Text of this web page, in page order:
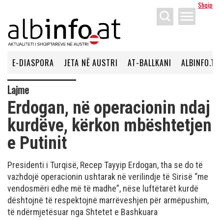
Shqip
menu
E-DIASPORA JETA NË AUSTRI AT-BALLKANI ALBINFO.TV
Lajme
Erdogan, në operacionin ndaj
kurdëve, kërkon mbështetjen
e Putinit
Presidenti i Turqisë, Recep Tayyip Erdogan, tha se do të
vazhdojë operacionin ushtarak në verilindje të Sirisë “me
vendosmëri edhe më të madhe”, nëse luftëtarët kurdë
dështojnë të respektojnë marrëveshjen për armëpushim,
të ndërmjetësuar nga Shtetet e Bashkuara